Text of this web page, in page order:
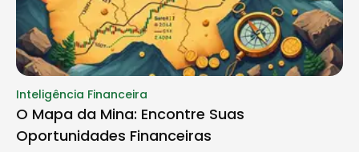
Inteligência Financeira
O Mapa da Mina: Encontre Suas
Oportunidades Financeiras